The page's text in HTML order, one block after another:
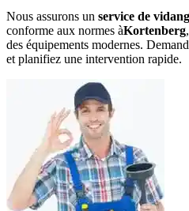
Nous assurons un service de
conforme aux normes àKortenberg
des équipements modernes.
et planifiez une intervention rapide.